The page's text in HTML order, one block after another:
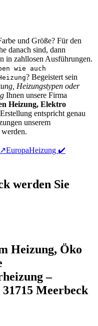
und Größe? Für den
danach sind, dann
in zahllosen Ausführungen.
wie auch
? Begeistert sein
Heizungstypen oder
Ihnen unsere Firma
Heizung, Elektro
entspricht genau
unserem
✔️
werden Sie
Heizung, Öko
–
Meerbeck